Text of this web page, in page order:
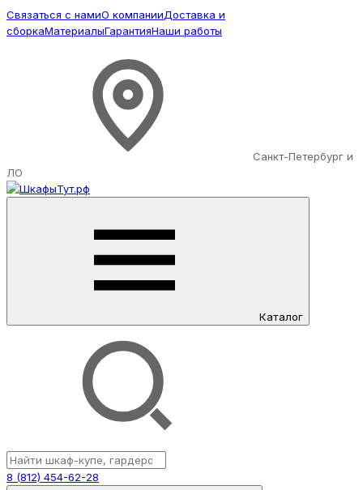
Связаться с намиО компанииДоставка и
сборкаМатериалыГарантияНаши работы
Санкт-Петербург и
ЛО
Каталог
8 (812) 454-62-28